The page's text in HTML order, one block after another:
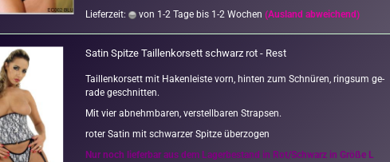
Lieferzeit: von 1-2 Tage bis 1-2 Wochen (Ausland abweichend)
Satin Spit­ze Tail­len­kor­sett schwarz rot - Rest
Tail­len­kor­sett mit Ha­ken­leis­te vorn, hin­ten zum Schnü­ren, rings­um ge­
ra­de ge­schnit­ten.
Mit vier ab­nehm­ba­ren, ver­stell­ba­ren Strap­sen.
roter Satin mit schwar­zer Spit­ze über­zo­gen
Nur noch lie­fer­bar aus dem La­ger­be­stand in Rot/Schwarz in Größe L